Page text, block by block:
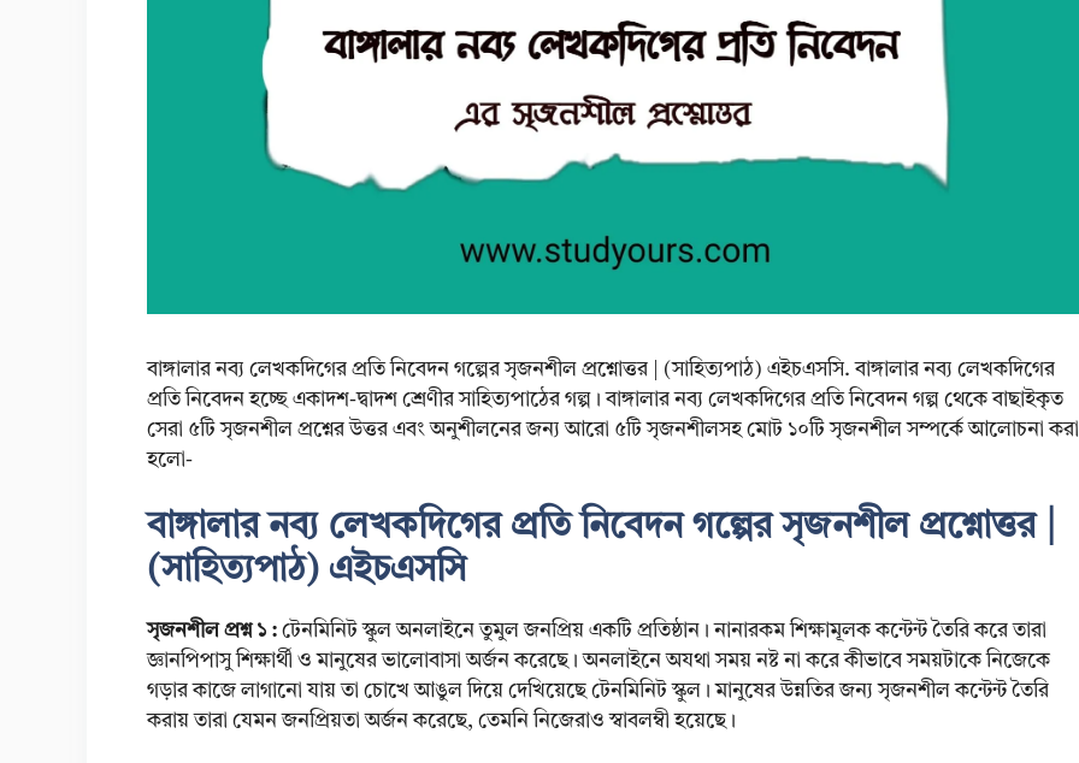
বাঙ্গালার নব্য লেখকদিগের প্রতি নিবেদন গল্পের সৃজনশীল প্রশ্নোত্তর | (সাহিত্যপাঠ) এইচএসসি. বাঙ্গালার নব্য লেখকদিগের
প্রতি নিবেদন হচ্ছে একাদশ-দ্বাদশ শ্রেণীর সাহিত্যপাঠের গল্প। বাঙ্গালার নব্য লেখকদিগের প্রতি নিবেদন গল্প থেকে বাছাইকৃত
সেরা ৫টি সৃজনশীল প্রশ্নের উত্তর এবং অনুশীলনের জন্য আরো ৫টি সৃজনশীলসহ মোট ১০টি সৃজনশীল সম্পর্কে আলোচনা করা
হলো-
বাঙ্গালার নব্য লেখকদিগের প্রতি নিবেদন গল্পের সৃজনশীল প্রশ্নোত্তর |
(সাহিত্যপাঠ) এইচএসসি
সৃজনশীল প্রশ্ন ১ : টেনমিনিট স্কুল অনলাইনে তুমুল জনপ্রিয় একটি প্রতিষ্ঠান। নানারকম শিক্ষামূলক কন্টেন্ট তৈরি করে তারা
জ্ঞানপিপাসু শিক্ষার্থী ও মানুষের ভালোবাসা অর্জন করেছে। অনলাইনে অযথা সময় নষ্ট না করে কীভাবে সময়টাকে নিজেকে
গড়ার কাজে লাগানো যায় তা চোখে আঙুল দিয়ে দেখিয়েছে টেনমিনিট স্কুল। মানুষের উন্নতির জন্য সৃজনশীল কন্টেন্ট তৈরি
করায় তারা যেমন জনপ্রিয়তা অর্জন করেছে, তেমনি নিজেরাও স্বাবলম্বী হয়েছে।